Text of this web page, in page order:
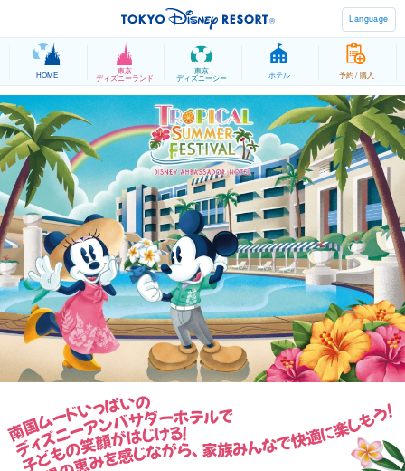
Language
HOME 東京
ディズニーランド
東京
ディズニーシー ホテル 予約 / 購入